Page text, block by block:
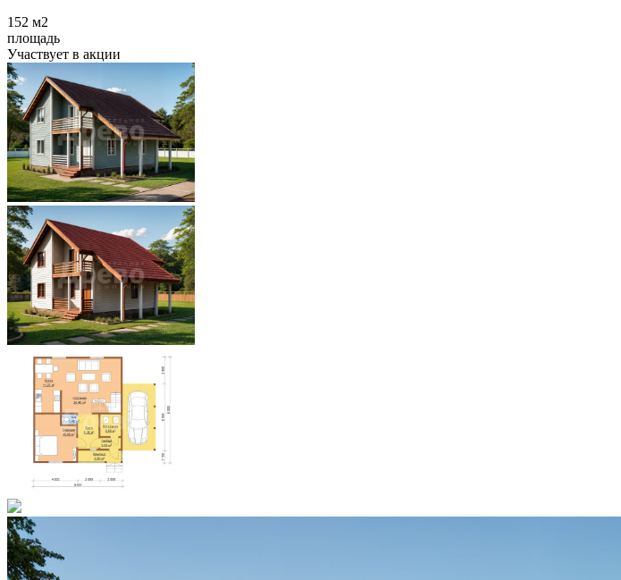
152 м2
площадь
Участвует в акции